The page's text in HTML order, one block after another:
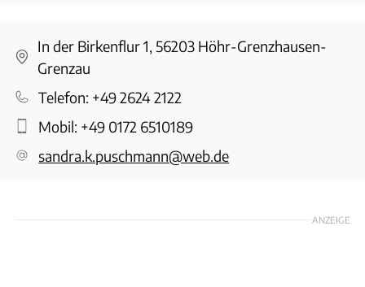
In der Birkenflur 1, 56203 Höhr-Grenzhausen-
Grenzau
Telefon: +49 2624 2122
Mobil: +49 0172 6510189
sandra.k.puschmann@web.de
ANZEIGE